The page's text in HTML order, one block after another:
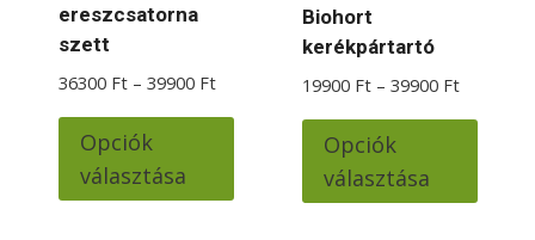
ereszcsatorna
szett
36300 Ft – 39900 FtÁrtartomány:
Opciók
választása
terméknek
Biohort
kerékpártartó
19900 Ft – 39900 Ft
Opciók
választása